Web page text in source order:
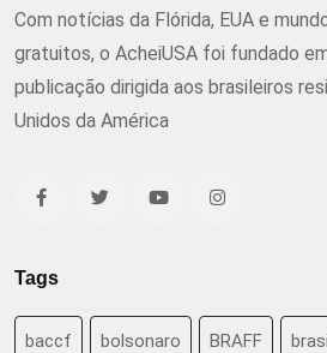
Com notícias da Flórida, EUA e
gratuitos, o AcheiUSA foi fundado
publicação dirigida aos brasileiros
Unidos da América
Tags
baccf bolsonaro BRAFF